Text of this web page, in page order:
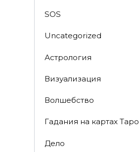
SOS
Uncategorized
Астрология
Визуализация
Волшебство
Гадания на картах Таро
Дело